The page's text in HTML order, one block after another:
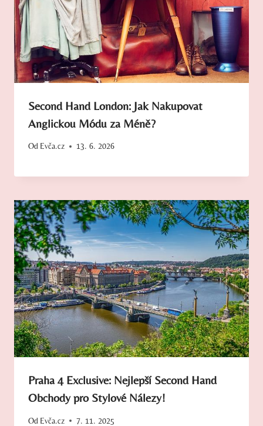
Second Hand London: Jak Nakupovat
Anglickou Módu za Méně?
Od Evča.cz 13. 6. 2026
Praha 4 Exclusive: Nejlepší Second Hand
Obchody pro Stylové Nálezy!
Od Evča.cz 7. 11. 2025